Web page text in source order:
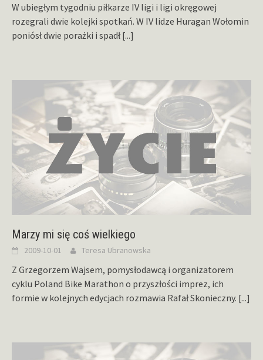
W ubiegłym tygodniu piłkarze IV ligi i ligi okręgowej
rozegrali dwie kolejki spotkań. W IV lidze Huragan Wołomin
poniósł dwie porażki i spadł[...]
Marzy mi się coś wielkiego
2009-10-01 Teresa Ubranowska
Z Grzegorzem Wajsem, pomysłodawcą i organizatorem
cyklu Poland Bike Marathon o przyszłości imprez, ich
formie w kolejnych edycjach rozmawia Rafał Skonieczny. [...]